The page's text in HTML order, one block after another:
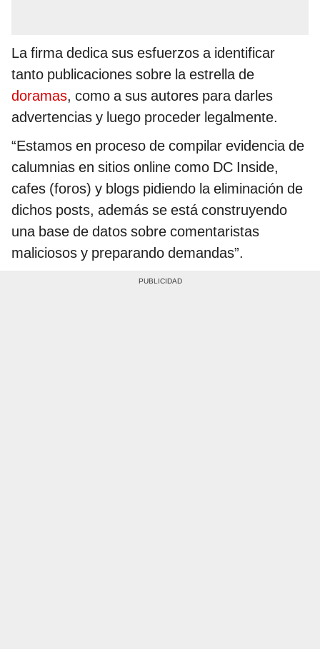
La firma dedica sus esfuerzos a identificar
tanto publicaciones sobre la estrella de
doramas, como a sus autores para darles
advertencias y luego proceder legalmente.
“Estamos en proceso de compilar evidencia de
calumnias en sitios online como DC Inside,
cafes (foros) y blogs pidiendo la eliminación de
dichos posts, además se está construyendo
una base de datos sobre comentaristas
maliciosos y preparando demandas”.